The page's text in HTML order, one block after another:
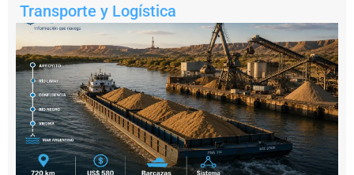
l
e
c
i
m
e
n
t
o
p
Transporte y Logística